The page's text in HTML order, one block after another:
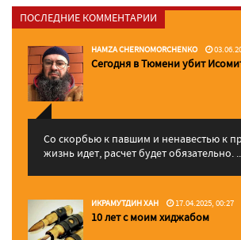
ПОСЛЕДНИЕ КОММЕНТАРИИ
HAMZA CHERNOMORCHENKO
Сегодня в Тюмени убит
Со скорбью к павшим и ненавестью к
жизнь идет, расчет будет обязательно.
ИКРАМУТДИН ХАН 17.04.2025, 00:27
10 лет с моим хиджабом